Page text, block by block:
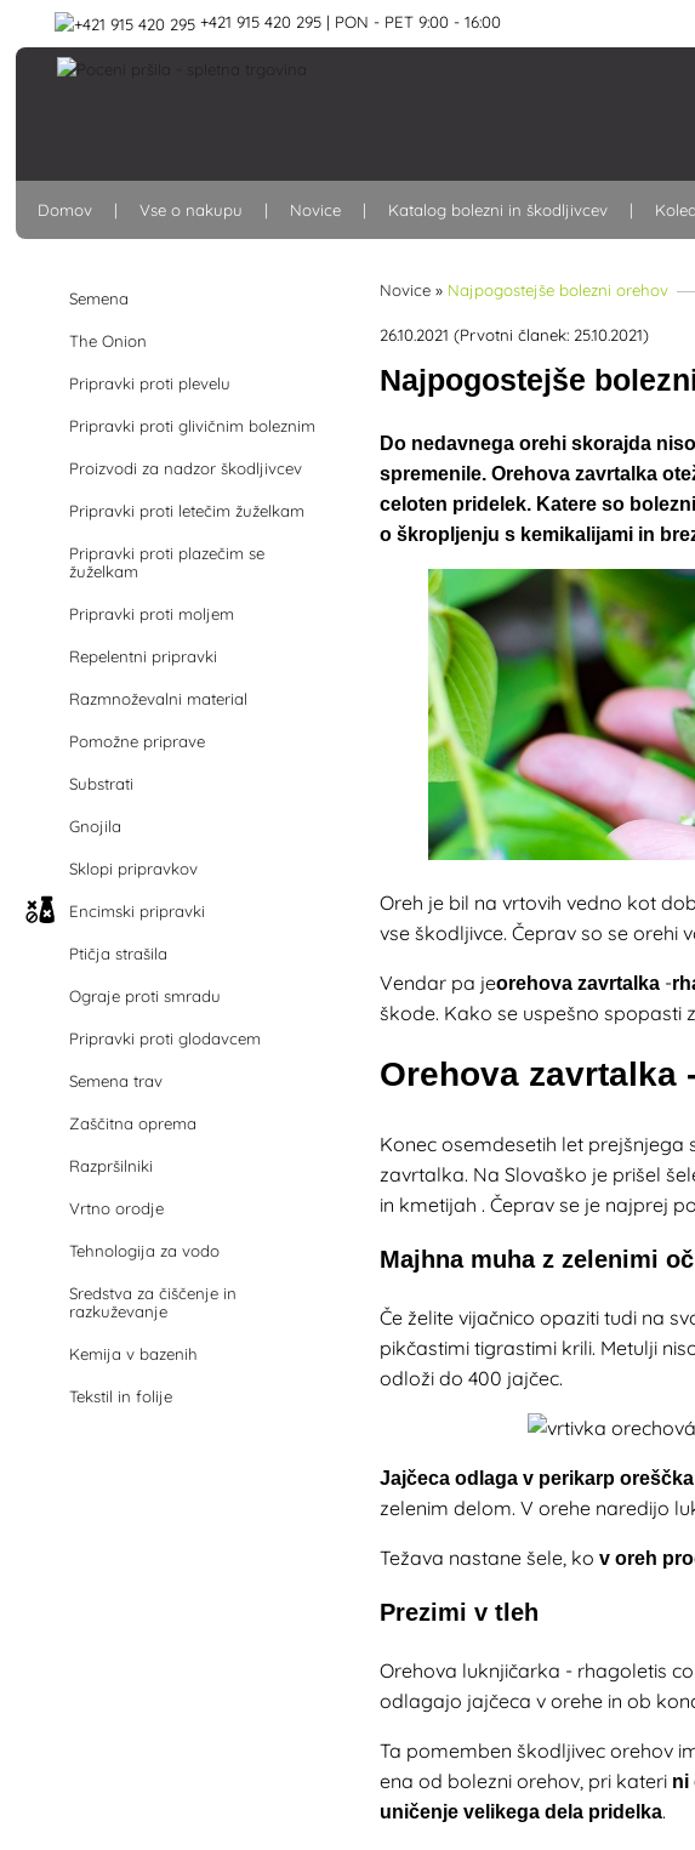
+421 915 420 295 | PON - PET 9:00 - 16:00
Domov Vse o nakupu Novice Katalog bolezni in škodljivcev
Semena
The Onion
Pripravki proti plevelu
Pripravki proti glivičnim boleznim
Proizvodi za nadzor škodljivcev
Pripravki proti letečim žuželkam
Pripravki proti plazečim se
žuželkam
Pripravki proti moljem
Repelentni pripravki
Razmnoževalni material
Pomožne priprave
Substrati
Gnojila
Sklopi pripravkov
Encimski pripravki
Ptičja strašila
Ograje proti smradu
Pripravki proti glodavcem
Semena trav
Zaščitna oprema
Razpršilniki
Vrtno orodje
Tehnologija za vodo
Sredstva za čiščenje in
razkuževanje
Kemija v bazenih
Tekstil in folije
Novice » Najpogostejše bolezni orehov
26.10.2021 (Prvotni članek: 25.10.2021)
Najpogostejše
Do nedavnega orehi skorajda
spremenile. Orehova zavrtalka
celoten pridelek. Katere so
o škropljenju s kemikalijami in
Oreh je bil na vrtovih vedno kot
vse škodljivce. Čeprav so se orehi
Vendar pa jeorehova zavrtalka -
škode. Kako se uspešno spopasti
Orehova zavrtalka
Konec osemdesetih let prejšnjega
zavrtalka. Na Slovaško je prišel
in kmetijah . Čeprav se je najprej
Majhna muha z zelenimi
Če želite vijačnico opaziti tudi na
pikčastimi tigrastimi krili. Metulji
odloži do 400 jajčec.
Jajčeca odlaga v perikarp oreščka
zelenim delom. V orehe naredijo
Težava nastane šele, kov oreh
Prezimi v tleh
Orehova luknjičarka - rhagoletis
odlagajo jajčeca v orehe in ob
Ta pomemben škodljivec orehov
ena od bolezni orehov, pri kateri ni
uničenje velikega dela pridelka.